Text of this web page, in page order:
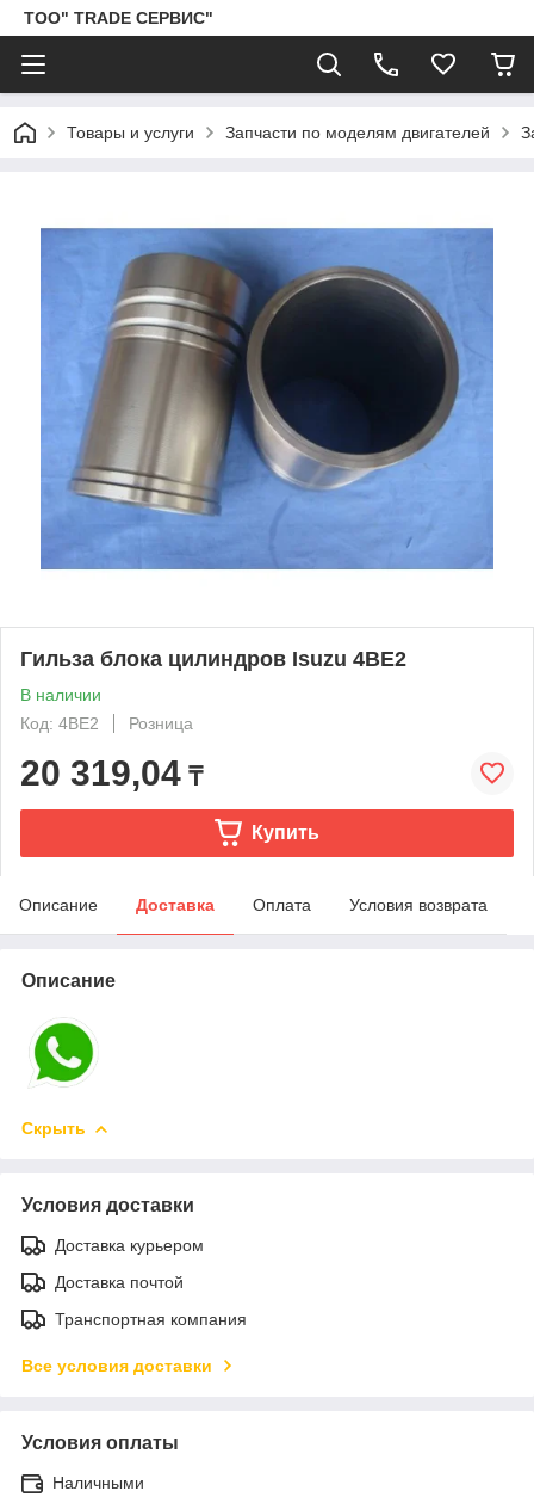
ТОО" TRADE СЕРВИС"
Товары и услуги Запчасти по моделям двигателей
Гильза блока цилиндров Isuzu 4BE2
В наличии
Код: 4BE2
Розница
20 319,04 ₸
Купить
Описание Доставка Оплата Условия возврата
Описание
Скрыть
Условия доставки
Доставка курьером
Доставка почтой
Транспортная компания
Все условия доставки
Условия оплаты
Наличными